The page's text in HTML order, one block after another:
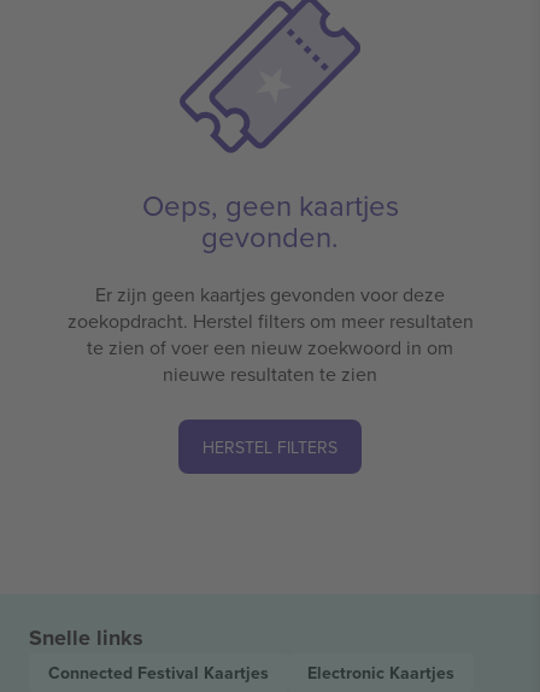
Oeps, geen kaartjes
gevonden.
Er zijn geen kaartjes gevonden voor deze
zoekopdracht. Herstel filters om meer resultaten
te zien of voer een nieuw zoekwoord in om
nieuwe resultaten te zien
HERSTEL FILTERS
Snelle links
Connected Festival Kaartjes Electronic Kaartjes